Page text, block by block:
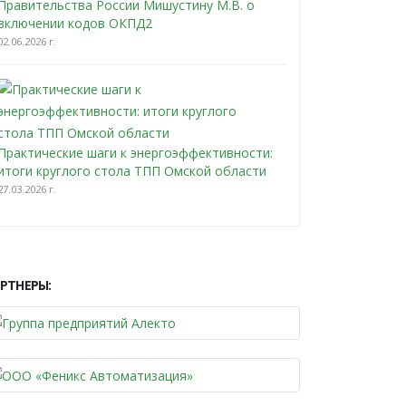
России Мишустину М.В. о
кодов ОКПД2
г.
шаги к энергоэффективности:
круглого стола ТПП Омской области
г.